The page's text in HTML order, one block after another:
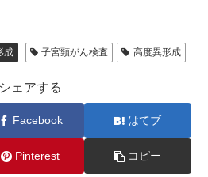
成 子宮頸がん検査 高度異形成
シェアする
Facebook はてブ
Pinterest コピー